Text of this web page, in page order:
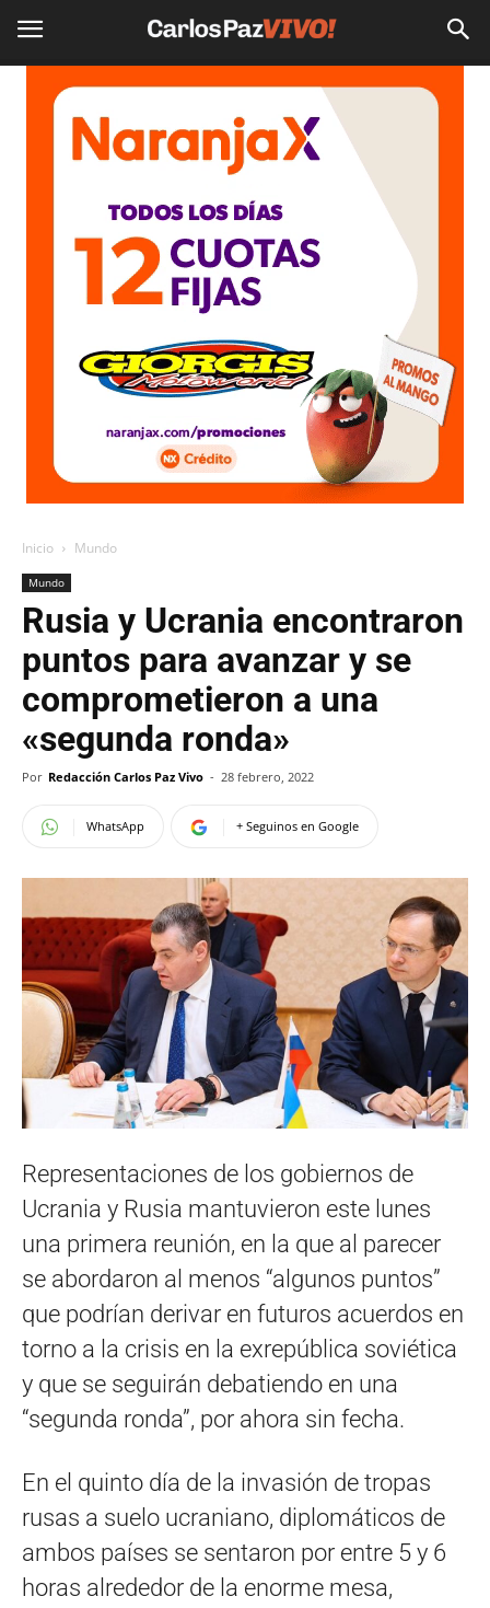
Inicio Mundo
Mundo
Rusia y Ucrania encontraron
puntos para avanzar y se
comprometieron a una
«segunda ronda»
Por Redacción Carlos Paz Vivo - 28 febrero, 2022
WhatsApp + Seguinos en Google
Representaciones de los gobiernos de
Ucrania y Rusia mantuvieron este lunes
una primera reunión, en la que al parecer
se abordaron al menos “algunos puntos”
que podrían derivar en futuros acuerdos en
torno a la crisis en la exrepública soviética
y que se seguirán debatiendo en una
“segunda ronda”, por ahora sin fecha.
En el quinto día de la invasión de tropas
rusas a suelo ucraniano, diplomáticos de
ambos países se sentaron por entre 5 y 6
horas alrededor de la enorme mesa,